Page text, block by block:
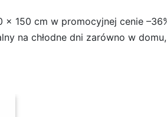
150 cm w promocyjnej cenie
na chłodne dni zarówno w